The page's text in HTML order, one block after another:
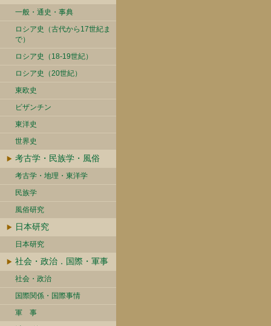
一般・通史・事典
ロシア史（古代から17世紀ま
で）
ロシア史（18-19世紀）
ロシア史（20世紀）
東欧史
ビザンチン
東洋史
世界史
考古学・民族学・風俗
考古学・地理・東洋学
民族学
風俗研究
日本研究
日本研究
社会・政治．国際・軍事
社会・政治
国際関係・国際事情
軍 事